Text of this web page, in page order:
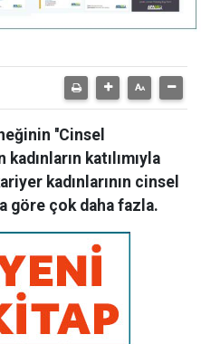
''Cinsel
kadınların katılımıyla
kadınlarının cinsel
göre çok daha fazla.